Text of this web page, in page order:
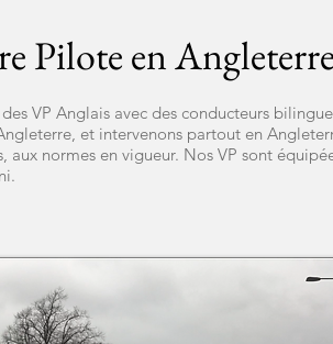
Pilote en
VP Anglais avec des conducteurs
et intervenons partout en
aux normes en vigueur. Nos VP sont